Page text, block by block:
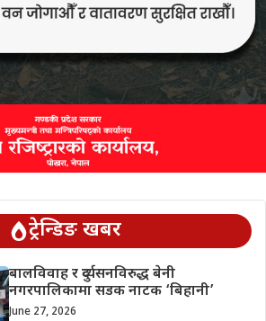
ट्रेन्डिङ खबर
बालविवाह र दुर्व्यसनविरुद्ध बेनी
नगरपालिकामा सडक नाटक ‘बिहानी’
June 27, 2026